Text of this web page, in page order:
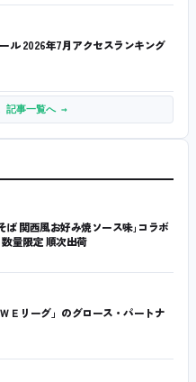
ル 2026年7月アクセスランキング
記事一覧へ →
ば 関西風お好み焼ソース味｣コラボ
量限定 順次出荷
Ｅリーグ」のグロース・パートナ